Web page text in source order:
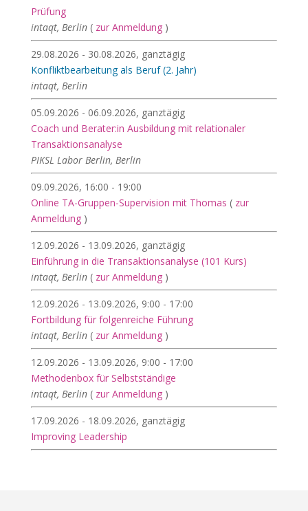
Prüfung
intaqt, Berlin ( zur Anmeldung)
29.08.2026 - 30.08.2026, ganztägig
Konfliktbearbeitung als Beruf (2. Jahr)
intaqt, Berlin
05.09.2026 - 06.09.2026, ganztägig
Coach und Berater:in Ausbildung mit relationaler
Transaktionsanalyse
PIKSL Labor Berlin, Berlin
09.09.2026, 16:00 - 19:00
Online TA-Gruppen-Supervision mit Thomas ( zur
Anmeldung)
12.09.2026 - 13.09.2026, ganztägig
Einführung in die Transaktionsanalyse (101 Kurs)
intaqt, Berlin ( zur Anmeldung)
12.09.2026 - 13.09.2026, 9:00 - 17:00
Fortbildung für folgenreiche Führung
intaqt, Berlin ( zur Anmeldung)
12.09.2026 - 13.09.2026, 9:00 - 17:00
Methodenbox für Selbstständige
intaqt, Berlin ( zur Anmeldung)
17.09.2026 - 18.09.2026, ganztägig
Improving Leadership